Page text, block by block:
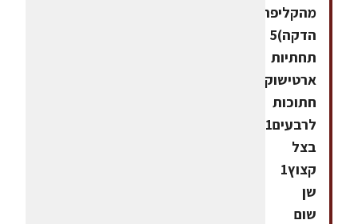
מהקליפה
הדקה)5
תחתיות
ארטישוק
חתוכות
לרבעים1
בצל
קצוץ1
שן
שום